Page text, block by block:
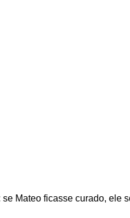
Mateo ficasse curado, ele